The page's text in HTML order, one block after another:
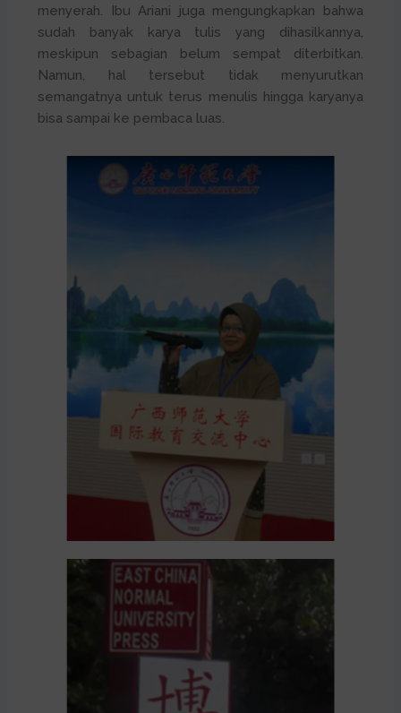
menyerah. Ibu Ariani juga mengungkapkan bahwa
sudah banyak karya tulis yang dihasilkannya,
meskipun sebagian belum sempat diterbitkan.
Namun, hal tersebut tidak menyurutkan
semangatnya untuk terus menulis hingga karyanya
bisa sampai ke pembaca luas.